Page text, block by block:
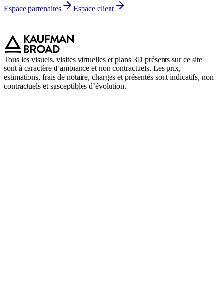
Espace partenaires
Espace client
Tous les visuels, visites virtuelles et plans 3D présents sur ce site
sont à caractère d’ambiance et non contractuels. Les prix,
estimations, frais de notaire, charges et présentés sont indicatifs, non
contractuels et susceptibles d’évolution.